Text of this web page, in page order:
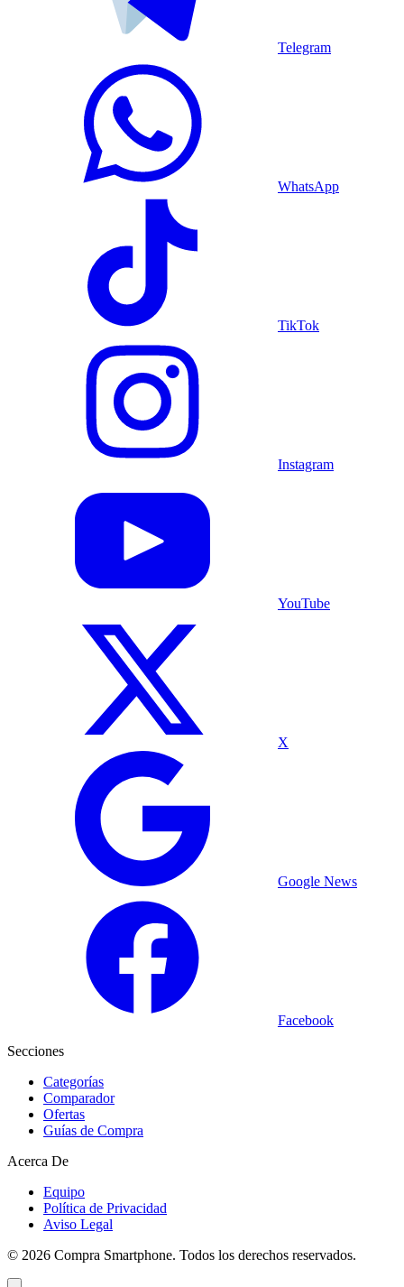
Telegram
WhatsApp
TikTok
Instagram
YouTube
X
Google News
Facebook
Secciones
Categorías
Comparador
Ofertas
Guías de Compra
Acerca De
Equipo
Política de Privacidad
Aviso Legal
© 2026 Compra Smartphone. Todos los derechos reservados.